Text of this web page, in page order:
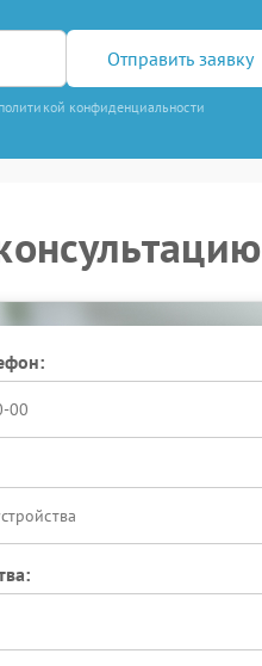
Отправить заявку
конфиденциальности